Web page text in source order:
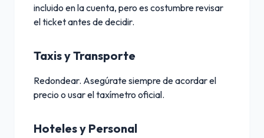
incluido en la cuenta, pero es costumbre revisar
el ticket antes de decidir.
Taxis y Transporte
Redondear. Asegúrate siempre de acordar el
precio o usar el taxímetro oficial.
Hoteles y Personal